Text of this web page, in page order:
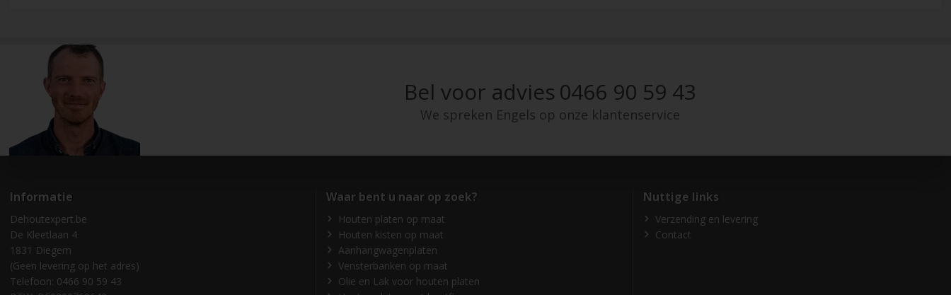
Bel voor advies 0466 90 59 43
We spreken Engels op onze klantenservice
Informatie
Dehoutexpert.be
De Kleetlaan 4
1831 Diegem
(Geen levering op het adres)
Telefoon: 0466 90 59 43
Waar bent u naar op zoek?
Houten platen op maat
Houten kisten op maat
Aanhangwagenplaten
Vensterbanken op maat
Olie en Lak voor houten platen
Nuttige links
Verzending en levering
Contact